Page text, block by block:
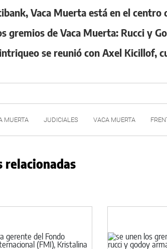
Vaca Muerta está en el centro
gremios de Vaca Muerta: Rucci y
se reunió con Axel Kicillof,
MUERTA JUDICIALES VACA MUERTA
relacionadas